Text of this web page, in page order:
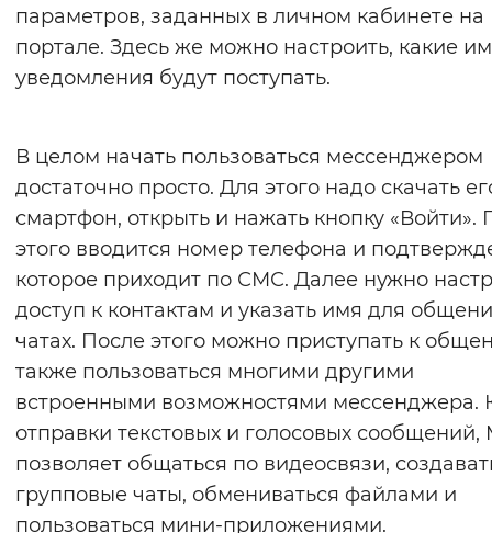
параметров, заданных в личном кабинете на
портале. Здесь же можно настроить, какие
уведомления будут поступать.
В целом начать пользоваться мессенджером
достаточно просто. Для этого надо скачать
смартфон, открыть и нажать кнопку «Войти».
этого вводится номер телефона и
которое приходит по СМС. Далее нужно
доступ к контактам и указать имя для
чатах. После этого можно приступать к
также пользоваться многими другими
встроенными возможностями мессенджера.
отправки текстовых и голосовых сообщений,
позволяет общаться по видеосвязи,
групповые чаты, обмениваться файлами и
пользоваться мини-приложениями.